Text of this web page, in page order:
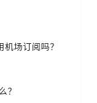
场订阅吗？
？